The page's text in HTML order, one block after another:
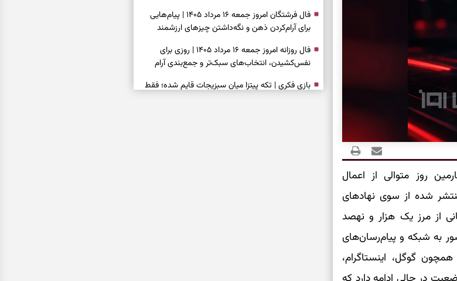
۱۴۰۵_ هشتادوچهارمین روز متوالی از اعمال
شده از سوی نهادهای
از مرز یک هزار و نهصد
به شبکه و پیام‌رسان‌های
گوگل، اینستاگرام،
فال فرشتگان امروز جمعه ۱۶ مرداد ۱۴۰۵ | پیام‌هایی
برای آرام‌کردن ذهن و نگه‌داشتن چیزهای ارزشمند
فال روزانه امروز جمعه ۱۶ مرداد ۱۴۰۵ | روزی برای
نفس‌کشیدن، انتخاب‌های سبک‌تر و جمع‌بندی آرام
بازی فکری | تکه پیتزا میان سبزیجات قایم شده؛ فقط